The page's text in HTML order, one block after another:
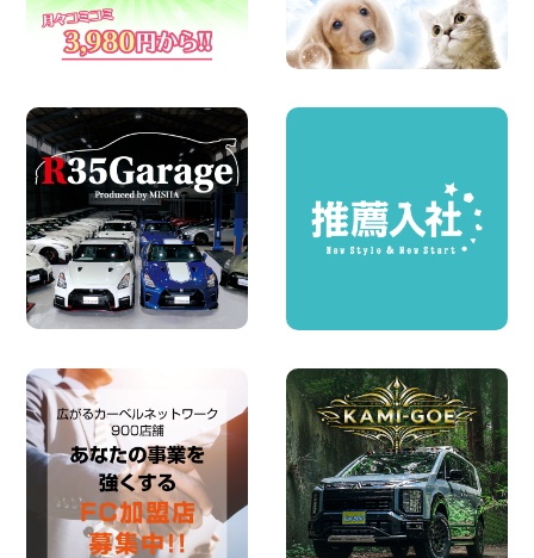
体調崩してませんか?? 兵庫県 加古川店
100円レンタカー 加古川
2026年08月06日
ハイエースワゴンGL!!クルーズコントロ
ールが付いている〜!! 福島県 福島笹木野
2026年08月05日
※※超格安日額5,800円※※荷物運びに最適
の軽バンのレンタカー!! 出雲ドーム前店
島根県 出雲ドーム前店